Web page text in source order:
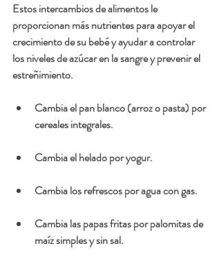
Estos intercambios de alimentos le
proporcionan más nutrientes para apoyar el
crecimiento de su bebé y ayudar a controlar
los niveles de azúcar en la sangre y prevenir el
estreñimiento.
Cambia el pan blanco (arroz o pasta) por
cereales integrales.
Cambia el helado por yogur.
Cambia los refrescos por agua con gas.
Cambia las papas fritas por palomitas de
maíz simples y sin sal.